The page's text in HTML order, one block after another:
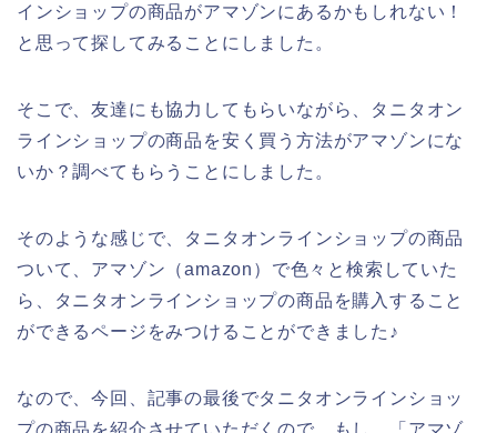
インショップの商品がアマゾンにあるかもしれない！
と思って探してみることにしました。
そこで、友達にも協力してもらいながら、タニタオン
ラインショップの商品を安く買う方法がアマゾンにな
いか？調べてもらうことにしました。
そのような感じで、タニタオンラインショップの商品
ついて、アマゾン（amazon）で色々と検索していた
ら、タニタオンラインショップの商品を購入すること
ができるページをみつけることができました♪
なので、今回、記事の最後でタニタオンラインショッ
プの商品を紹介させていただくので、もし、「アマゾ